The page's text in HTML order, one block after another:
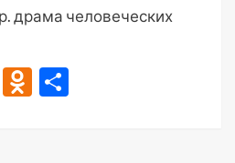
драма человеческих
VK Odnoklassniki